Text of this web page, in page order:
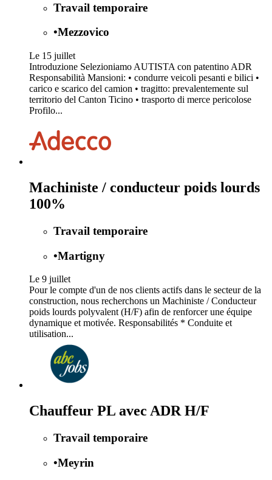
Travail temporaire
•Mezzovico
Le 15 juillet
Introduzione Selezioniamo AUTISTA con patentino ADR
Responsabilità Mansioni: • condurre veicoli pesanti e bilici •
carico e scarico del camion • tragitto: prevalentemente sul
territorio del Canton Ticino • trasporto di merce pericolose
Profilo...
Machiniste / conducteur poids lourds
100%
Travail temporaire
•Martigny
Le 9 juillet
Pour le compte d'un de nos clients actifs dans le secteur de la
construction, nous recherchons un Machiniste / Conducteur
poids lourds polyvalent (H/F) afin de renforcer une équipe
dynamique et motivée. Responsabilités * Conduite et
utilisation...
Chauffeur PL avec ADR H/F
Travail temporaire
•Meyrin